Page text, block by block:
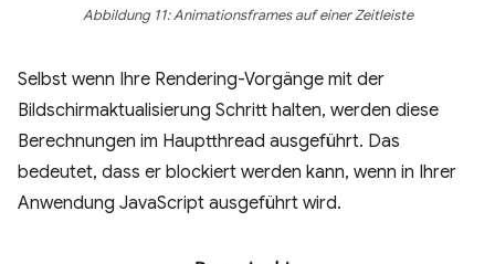
Abbildung 11: Animationsframes auf einer Zeitleiste
Selbst wenn Ihre Rendering-Vorgänge mit der
Bildschirmaktualisierung Schritt halten, werden diese
Berechnungen im Hauptthread ausgeführt. Das
bedeutet, dass er blockiert werden kann, wenn in Ihrer
Anwendung JavaScript ausgeführt wird.